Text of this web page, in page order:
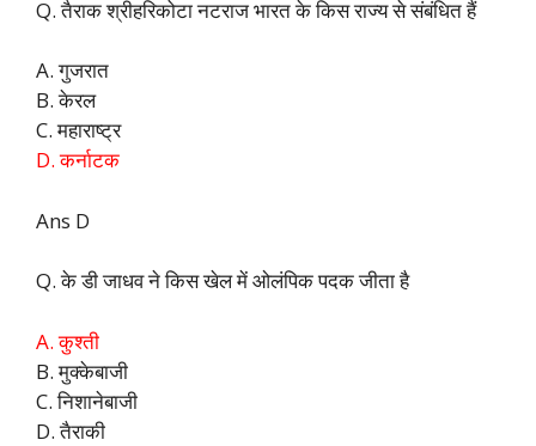
Q. तैराक श्रीहरिकोटा नटराज भारत के किस राज्य से संबंधित हैं
A. गुजरात
B. केरल
C. महाराष्ट्र
D. कर्नाटक
Ans D
Q. के डी जाधव ने किस खेल में ओलंपिक पदक जीता है
A. कुश्ती
B. मुक्केबाजी
C. निशानेबाजी
D. तैराकी